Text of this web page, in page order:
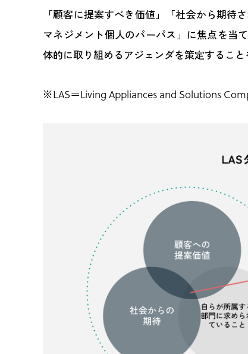
「顧客に提案すべき価値」「社会から期
マネジメント個人のパーパス」に焦点を当
体的に取り組めるアジェンダを策定すること
※LAS＝Living Appliances and Solutions